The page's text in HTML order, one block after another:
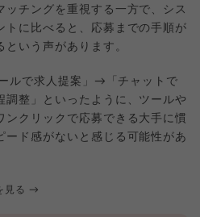
ッチングを重視する一方で、シス
トに比べると、応募までの手順が
いう声があります。
ルで求人提案」→「チャットで
整」といったように、ツールや
ンクリックで応募できる大手に慣
ード感がないと感じる可能性があ
見る →